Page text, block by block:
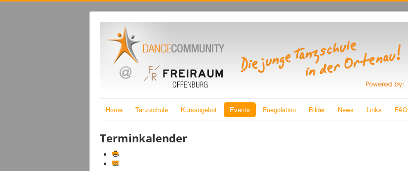
Home Tanzschule Kursangebot Events Fuegolatino Bilder News Links FAQ
Terminkalender